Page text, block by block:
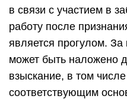
в связи с участием в
работу после
является прогулом. За
может быть наложено
взыскание, в том
соответствующим